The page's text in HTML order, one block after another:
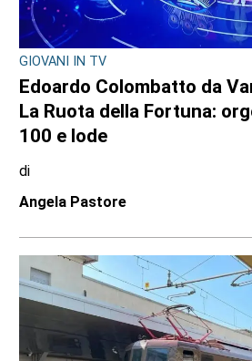
GIOVANI IN TV
Edoardo Colombatto da
La Ruota della Fortuna:
100 e lode
di
Angela Pastore